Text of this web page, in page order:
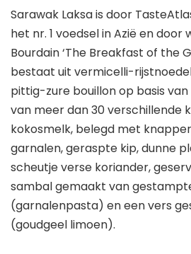
Sarawak Laksa is door
het nr. 1 voedsel in Azië en door
Bourdain ‘The Breakfast of the
bestaat uit vermicelli-
pittig-zure bouillon op basis
van meer dan 30 verschillende
kokosmelk, belegd met
garnalen, geraspte kip, dunne
scheutje verse koriander,
sambal gemaakt van
(garnalenpasta) en een vers
(goudgeel limoen).